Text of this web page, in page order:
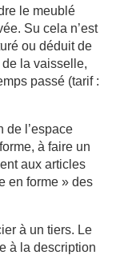
le meublé
Su cela n’est
ou déduit de
la vaisselle,
passé (tarif :
de l’espace
à faire un
aux articles
en forme » des
à un tiers. Le
à la description